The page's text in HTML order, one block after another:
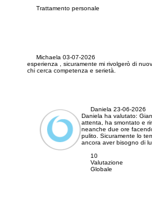
Trattamento personale
Michaela 03-07-2026
esperienza , sicuramente mi rivolgerò di
chi cerca competenza e serietà.
Daniela 23-06-2026
Daniela ha valutato:
attenta, ha smontato e
neanche due ore
pulito. Sicuramente lo
ancora aver bisogno di
10
Valutazione
Globale